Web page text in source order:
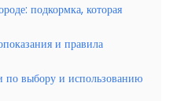
подкормка, которая
и правила
по выбору и использованию